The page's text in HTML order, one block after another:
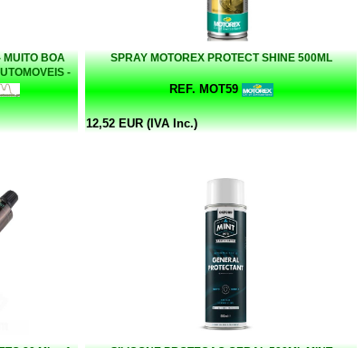
MUITO BOA
-
SPRAY MOTOREX PROTECT SHINE 500ML
REF. MOT59
12,52 EUR (IVA Inc.)